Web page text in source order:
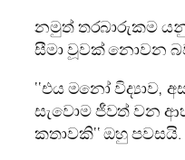
නමුත් තරබාරුකම
සීමා වූවක් නොවන
‘‘එය මනෝ විද්‍යාව,
සැවොම ජීවත් වන
කතාවකි‘‘ ඔහු පවසයි.